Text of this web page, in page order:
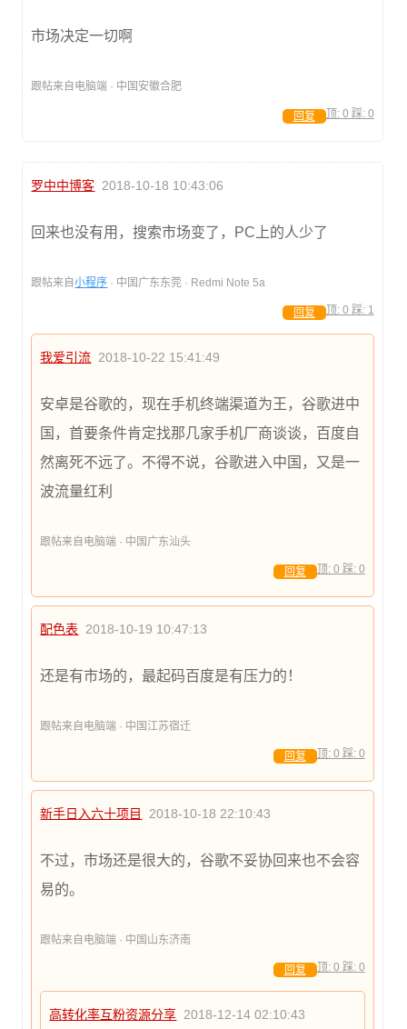
市场决定一切啊
跟帖来自电脑端 · 中国安徽合肥
顶: 0 踩: 0
回复
罗中中博客 2018-10-18 10:43:06
回来也没有用，搜索市场变了，PC上的人少了
跟帖来自小程序 · 中国广东东莞 · Redmi Note 5a
顶: 0 踩: 1
回复
我爱引流 2018-10-22 15:41:49
安卓是谷歌的，现在手机终端渠道为王，谷歌进中
国，首要条件肯定找那几家手机厂商谈谈，百度自
然离死不远了。不得不说，谷歌进入中国，又是一
波流量红利
跟帖来自电脑端 · 中国广东汕头
顶: 0 踩: 0
回复
配色表 2018-10-19 10:47:13
还是有市场的，最起码百度是有压力的！
跟帖来自电脑端 · 中国江苏宿迁
顶: 0 踩: 0
回复
新手日入六十项目 2018-10-18 22:10:43
不过，市场还是很大的，谷歌不妥协回来也不会容
易的。
跟帖来自电脑端 · 中国山东济南
顶: 0 踩: 0
回复
高转化率互粉资源分享 2018-12-14 02:10:43